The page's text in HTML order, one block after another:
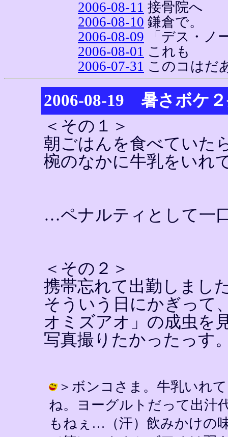
2006-08-11 接骨院へ
2006-08-10 鎌倉で。
2006-08-09 「デス・ノ
2006-08-01 これも
2006-07-31 このコはだ
2006-08-19 暑さボケ
＜その１＞
朝ごはんを食べていた
椀のなかに牛乳をいれ
…ペナルティとして一
＜その２＞
携帯忘れて出勤しまし
そういう日にかぎって
オミズアオ」の成虫を
写真撮りたかったっす
＞ボンコさま。牛乳いれ
ね。ヨーグルトだって出汁
もねぇ…（汗）飲みかけの